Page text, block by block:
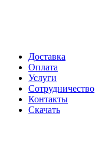
Доставка
Оплата
Услуги
Сотрудничество
Контакты
Скачать